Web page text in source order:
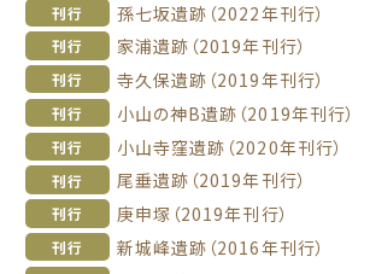
刊行 孫七坂遺跡（2022年刊行）
刊行 家浦遺跡（2019年刊行）
刊行 寺久保遺跡（2019年刊行）
刊行 小山の神B遺跡（2019年刊行）
刊行 小山寺窪遺跡（2020年刊行）
刊行 尾垂遺跡（2019年刊行）
刊行 庚申塚（2019年刊行）
刊行 新城峰遺跡（2016年刊行）